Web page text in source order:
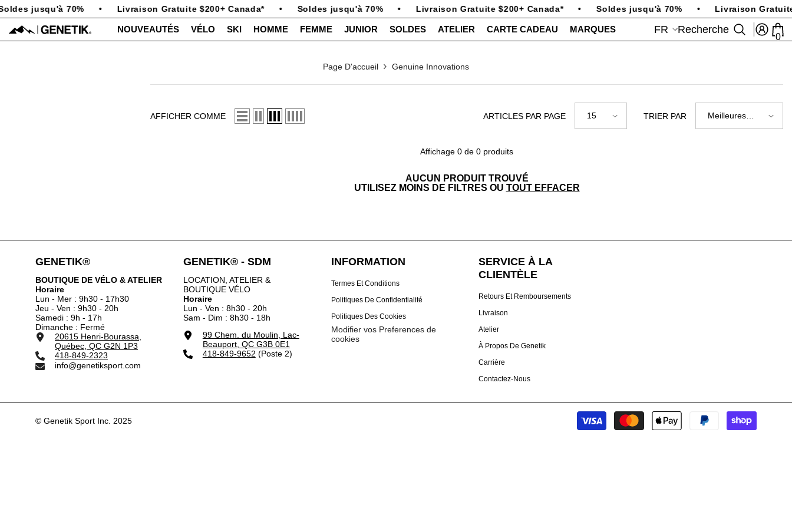
PASSER AU CONTENU
jusqu'à 70% • Livraison Gratuite $200+ Canada* • Soldes jusqu'à 70% • Livraison Gratuite $200+ Canada* • Soldes jusqu'à 70% • Livraison
NOUVEAUTÉS VÉLO SKI HOMME FEMME JUNIOR SOLDES ATELIER CARTE CADEAU MARQUES FR Recherche
00
Page D'accueil Genuine Innovations
AFFICHER COMME ARTICLES PAR PAGE 15 TRIER PAR
Meilleures
Affichage 0 de 0 produits
AUCUN PRODUIT TROUVÉ
UTILISEZ MOINS DE FILTRES OU TOUT EFFACER
GENETIK®
BOUTIQUE DE VÉLO & ATELIER
Horaire
Lun - Mer : 9h30 - 17h30
Jeu - Ven : 9h30 - 20h
Samedi : 9h - 17h
Dimanche : Fermé
20615 Henri-Bourassa,
Québec, QC G2N 1P3
418-849-2323
info@genetiksport.com
GENETIK® - SDM
LOCATION, ATELIER &
BOUTIQUE VÉLO
Horaire
Lun - Ven : 8h30 - 20h
Sam - Dim : 8h30 - 18h
99 Chem. du Moulin, Lac-
Beauport, QC G3B 0E1
418-849-9652 (Poste 2)
INFORMATION
Termes Et Conditions
Politiques De Confidentialité
Politiques Des Cookies
Modifier vos Preferences de
cookies
SERVICE À LA
CLIENTÈLE
Retours Et Remboursements
Livraison
Atelier
À Propos De Genetik
Carrière
Contactez-Nous
© Genetik Sport Inc. 2025
Modes
paiement